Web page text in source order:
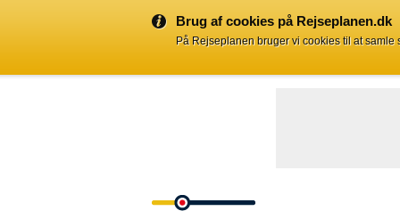
Brug af cookies på Rejseplanen.dk
På Rejseplanen bruger vi cookies til at